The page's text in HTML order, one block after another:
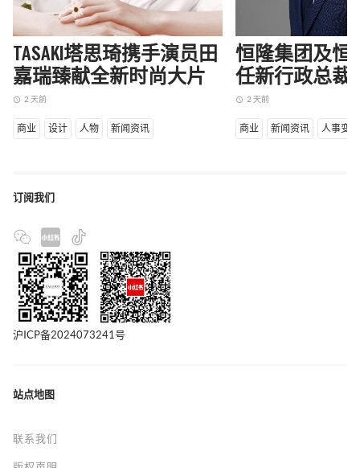
TASAKI塔思琦携手演员田
嘉瑞臻献全新时尚大片
access_time 2 天前
商业 设计 人物 新闻资讯
恒隆集团及恒
任新行政总裁
access_time 2 天前
商业 新闻资讯 人事变动
订阅我们
沪ICP备2024073241号
站点地图
联系我们